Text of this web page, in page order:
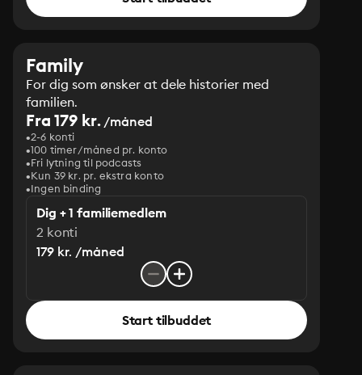
Family
For dig som ønsker at dele historier med
familien.
Fra 179 kr./måned
2-6 konti
100 timer/måned pr. konto
Fri lytning til podcasts
Kun 39 kr. pr. ekstra konto
Ingen binding
Dig + 1 familiemedlem
2 konti
179 kr. /måned
Start tilbuddet